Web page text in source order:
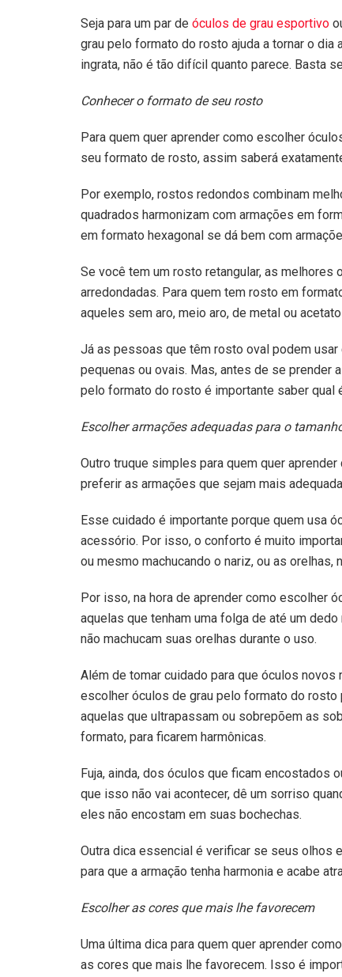
Seja para um par de óculos de grau esportivo
grau pelo formato do rosto ajuda a tornar o
ingrata, não é tão difícil quanto parece. Basta
Conhecer o formato de seu rosto
Para quem quer aprender como escolher
seu formato de rosto, assim saberá
Por exemplo, rostos redondos combinam
quadrados harmonizam com armações em
em formato hexagonal se dá bem com
Se você tem um rosto retangular, as
arredondadas. Para quem tem rosto em
aqueles sem aro, meio aro, de metal ou
Já as pessoas que têm rosto oval podem
pequenas ou ovais. Mas, antes de se prender
pelo formato do rosto é importante saber
Escolher armações adequadas para o
Outro truque simples para quem quer
preferir as armações que sejam mais
Esse cuidado é importante porque quem usa
acessório. Por isso, o conforto é muito
ou mesmo machucando o nariz, ou as orelhas,
Por isso, na hora de aprender como escolher
aquelas que tenham uma folga de até um
não machucam suas orelhas durante o uso.
Além de tomar cuidado para que óculos novos
escolher óculos de grau pelo formato do rosto
aquelas que ultrapassam ou sobrepõem as
formato, para ficarem harmônicas.
Fuja, ainda, dos óculos que ficam encostados
que isso não vai acontecer, dê um sorriso
eles não encostam em suas bochechas.
Outra dica essencial é verificar se seus olhos
para que a armação tenha harmonia e acabe
Escolher as cores que mais lhe favorecem
Uma última dica para quem quer aprender
as cores que mais lhe favorecem. Isso é